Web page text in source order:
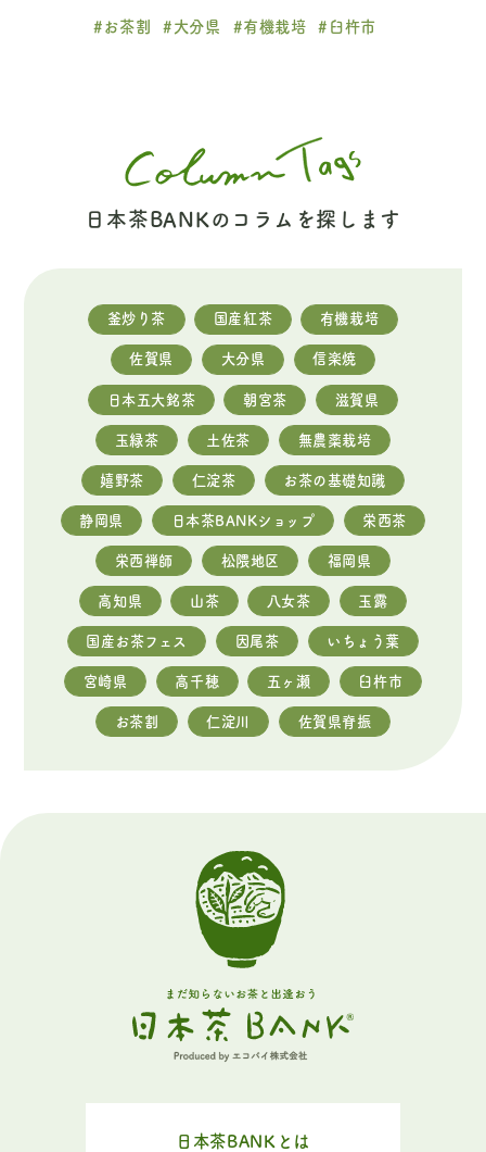
#お茶割 #大分県 #有機栽培 #臼杵市
日本茶BANKのコラムを探します
釜炒り茶 国産紅茶 有機栽培
佐賀県 大分県 信楽焼
日本五大銘茶 朝宮茶 滋賀県
玉緑茶 土佐茶 無農薬栽培
嬉野茶 仁淀茶 お茶の基礎知識
静岡県 日本茶BANKショップ 栄西茶
栄西禅師 松隈地区 福岡県
高知県 山茶 八女茶 玉露
国産お茶フェス 因尾茶 いちょう葉
宮崎県 高千穂 五ヶ瀬 臼杵市
お茶割 仁淀川 佐賀県脊振
日本茶BANKとは